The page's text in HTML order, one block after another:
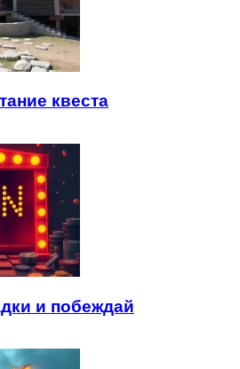
квеста
и побеждай